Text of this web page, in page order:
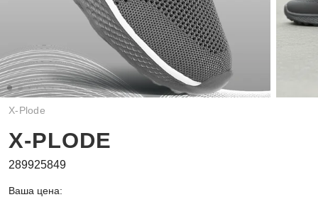
X-Plode
X-PLODE
289925849
Ваша цена: